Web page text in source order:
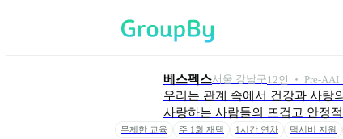
베스펙스서울 강남구12인 ‧ Pre-AAI
우리는 관계 속에서 건강과 사랑
사랑하는 사람들의 뜨겁고 안정
무제한 교육 주 1회 재택 1시간 연차 택시비 지원